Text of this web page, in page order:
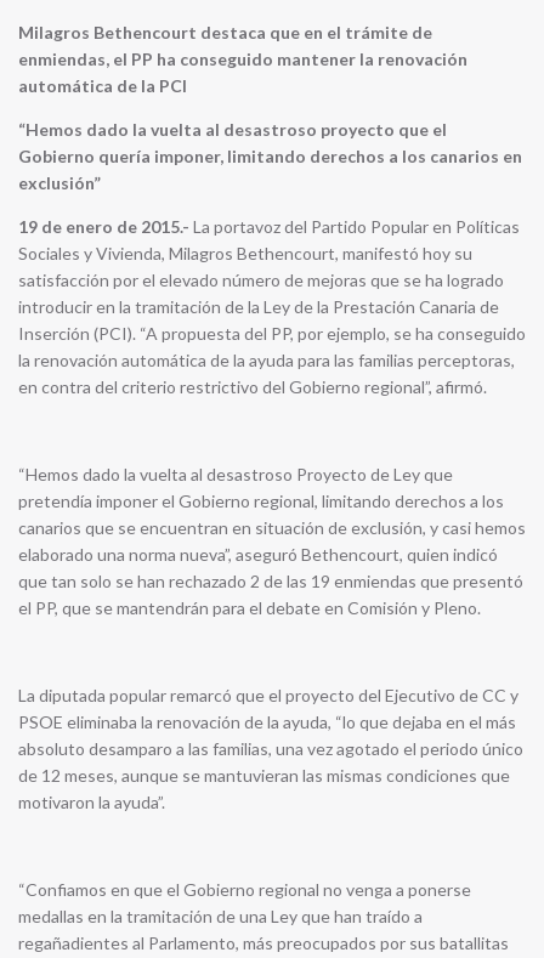
Milagros Bethencourt destaca que en el trámite de
enmiendas, el PP ha conseguido mantener la renovación
automática de la PCI
“Hemos dado la vuelta al desastroso proyecto que el
Gobierno quería imponer, limitando derechos a los canarios en
exclusión”
19 de enero de 2015.- La portavoz del Partido Popular en Políticas
Sociales y Vivienda, Milagros Bethencourt, manifestó hoy su
satisfacción por el elevado número de mejoras que se ha logrado
introducir en la tramitación de la Ley de la Prestación Canaria de
Inserción (PCI). “A propuesta del PP, por ejemplo, se ha conseguido
la renovación automática de la ayuda para las familias perceptoras,
en contra del criterio restrictivo del Gobierno regional”, afirmó.
“Hemos dado la vuelta al desastroso Proyecto de Ley que
pretendía imponer el Gobierno regional, limitando derechos a los
canarios que se encuentran en situación de exclusión, y casi hemos
elaborado una norma nueva”, aseguró Bethencourt, quien indicó
que tan solo se han rechazado 2 de las 19 enmiendas que presentó
el PP, que se mantendrán para el debate en Comisión y Pleno.
La diputada popular remarcó que el proyecto del Ejecutivo de CC y
PSOE eliminaba la renovación de la ayuda, “lo que dejaba en el más
absoluto desamparo a las familias, una vez agotado el periodo único
de 12 meses, aunque se mantuvieran las mismas condiciones que
motivaron la ayuda”.
“Confiamos en que el Gobierno regional no venga a ponerse
medallas en la tramitación de una Ley que han traído a
regañadientes al Parlamento, más preocupados por sus batallitas